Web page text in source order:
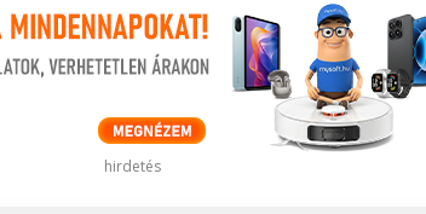
hirdetés